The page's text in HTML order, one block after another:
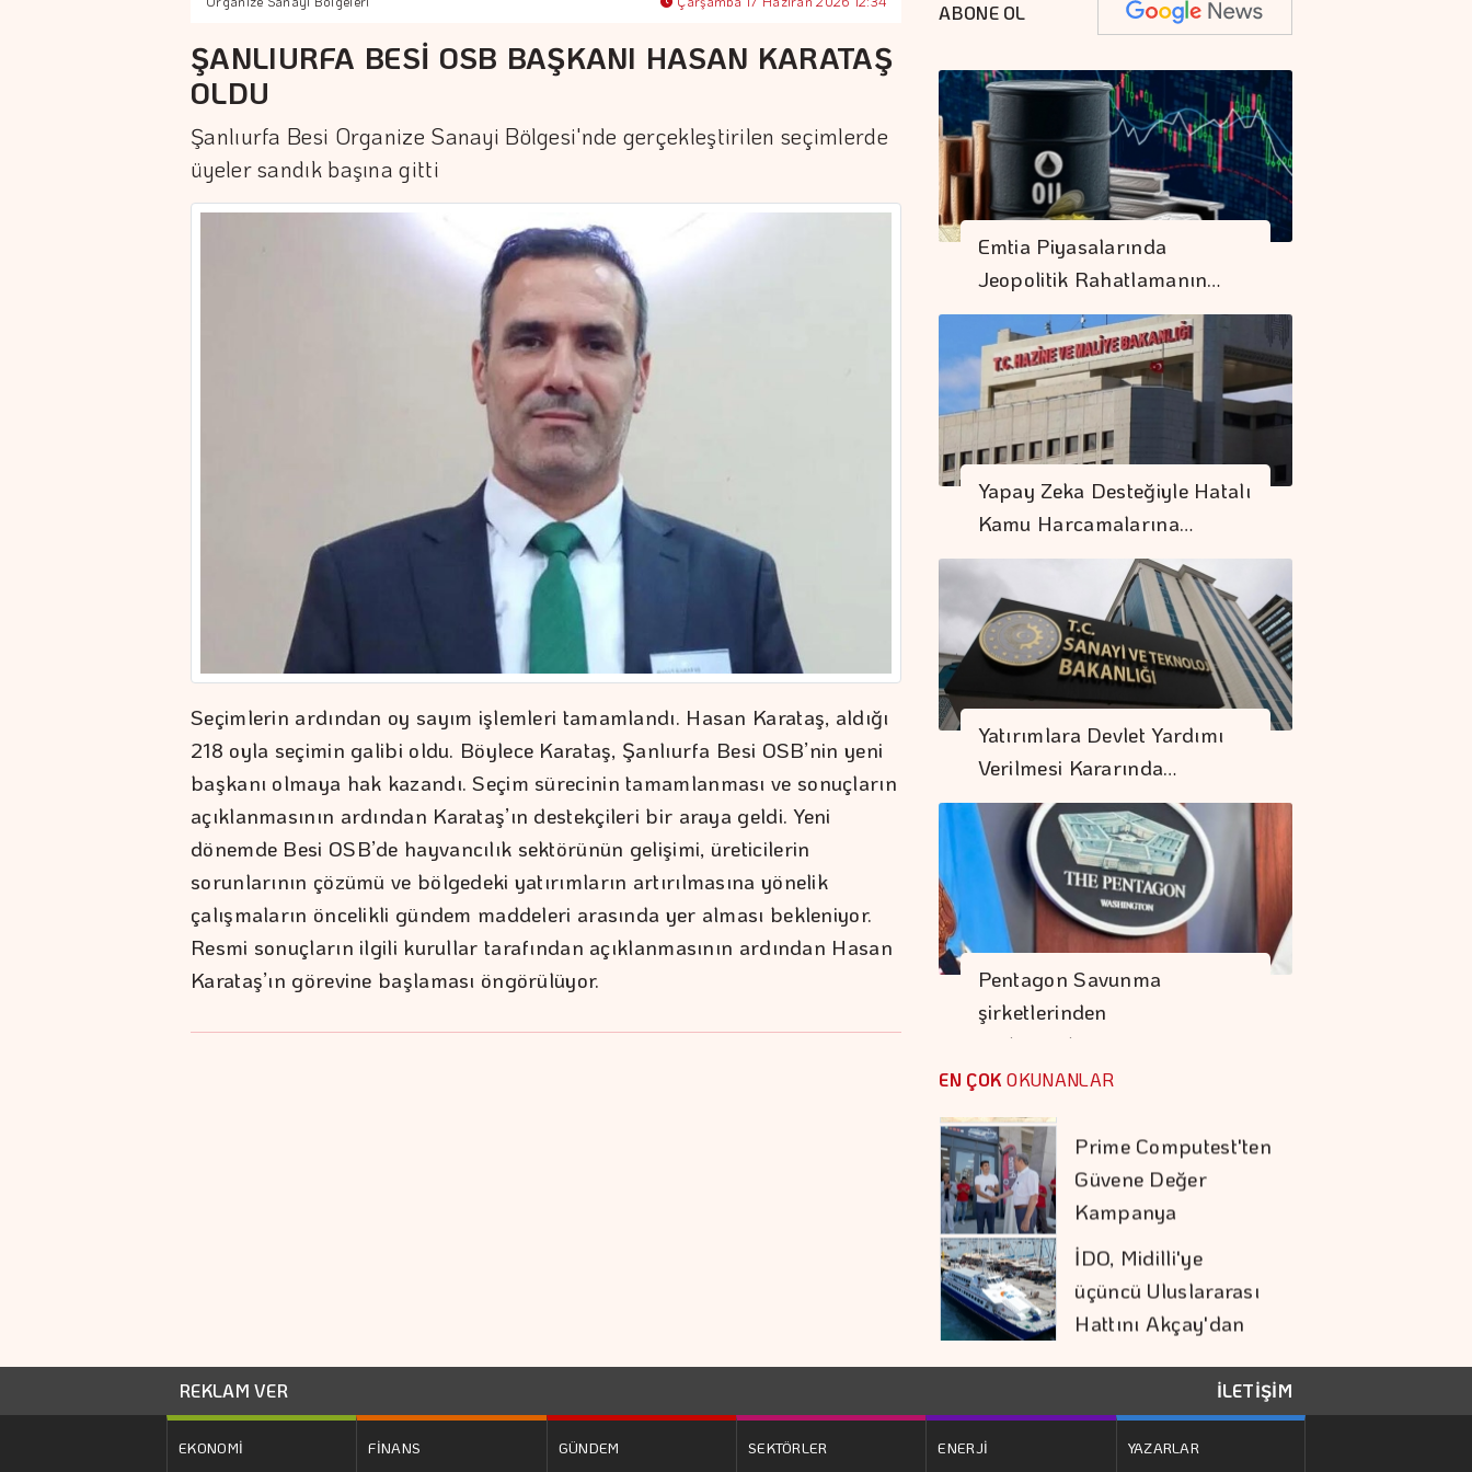
ŞANLIURFA BESİ OSB BAŞKANI HASAN KARATAŞ
OLDU
Şanlıurfa Besi Organize Sanayi Bölgesi'nde gerçekleştirilen seçimlerde
üyeler sandık başına gitti
Seçimlerin ardından oy sayım işlemleri tamamlandı. Hasan Karataş, aldığı
218 oyla seçimin galibi oldu. Böylece Karataş, Şanlıurfa Besi OSB’nin yeni
başkanı olmaya hak kazandı. Seçim sürecinin tamamlanması ve sonuçların
açıklanmasının ardından Karataş’ın destekçileri bir araya geldi. Yeni
dönemde Besi OSB’de hayvancılık sektörünün gelişimi, üreticilerin
sorunlarının çözümü ve bölgedeki yatırımların artırılmasına yönelik
çalışmaların öncelikli gündem maddeleri arasında yer alması bekleniyor.
Resmi sonuçların ilgili kurullar tarafından açıklanmasının ardından Hasan
Karataş’ın görevine başlaması öngörülüyor.
ABONE OL
Emtia Piyasalarında
Jeopolitik Rahatlamanın…
Yapay Zeka Desteğiyle Hatalı
Kamu Harcamalarına…
Yatırımlara Devlet Yardımı
Verilmesi Kararında…
Pentagon Savunma
şirketlerinden
Hızlanmalarını…
EN ÇOK OKUNANLAR
Giresun'da Fındık
Hasadı Başladı
Spot Piyasada Doğal
Gaz Fiyatları
Fıat'ta Avantajlı
Satın Alma Dönemi
Devam Ediyor
Prime Computest'ten
Kampanya
İDO, Midilli'ye
üçüncü Uluslararası
Hattını Akçay'dan
Sivas RES'te Nordex
Dönemi
Elektrik Sektöründe
Sözlü Tarih Başlıyor
REKLAM VER İLETİŞİM
EKONOMİ
FİNANS
GÜNDEM
SEKTÖRLER
ENERJİ
YAZARLAR